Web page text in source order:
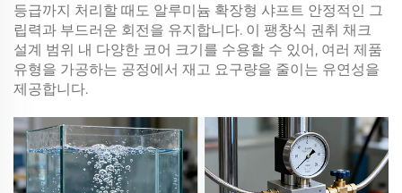
등급까지 처리할 때도 알루미늄 확장형 샤프트 안정적인 그
립력과 부드러운 회전을 유지합니다. 이 팽창식 권취 채크
설계 범위 내 다양한 코어 크기를 수용할 수 있어, 여러 제품
유형을 가공하는 공정에서 재고 요구량을 줄이는 유연성을
제공합니다.